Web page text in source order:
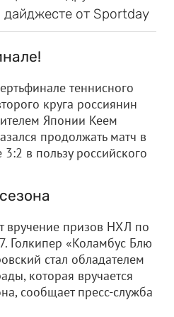
дайджесте от Sportday
теннисного
круга россиянин
Японии Кеем
продолжать матч в
в пользу российского
вручение призов НХЛ по
Голкипер «Коламбус Блю
стал обладателем
которая вручается
сообщает пресс-служба